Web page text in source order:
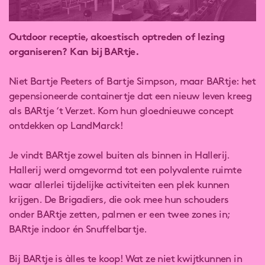
Outdoor receptie, akoestisch optreden of lezing
organiseren? Kan bij BARtje.
Niet Bartje Peeters of Bartje Simpson, maar BARtje: het
gepensioneerde containertje dat een nieuw leven kreeg
als BARtje ‘t Verzet. Kom hun gloednieuwe concept
ontdekken op LandMarck!
Je vindt BARtje zowel buiten als binnen in Hallerij.
Hallerij werd omgevormd tot een polyvalente ruimte
waar allerlei tijdelijke activiteiten een plek kunnen
krijgen. De Brigadiers, die ook mee hun schouders
onder BARtje zetten, palmen er een twee zones in;
BARtje indoor én Snuffelbartje.
Bij BARtje is àlles te koop! Wat ze niet kwijtkunnen in